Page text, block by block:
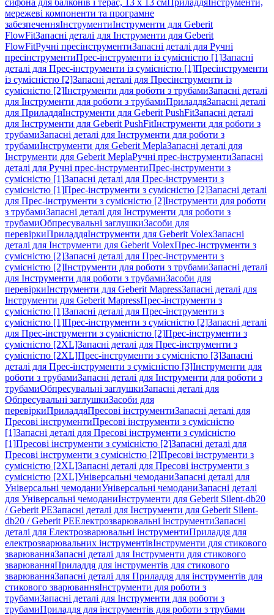
сифона для балконів і терас, 13 x 13 смПриладдяІнструменти,
мережеві компоненти та програмне
забезпеченняІнструментиІнструменти для Geberit
FlowFitЗапасні деталі для Інструменти для Geberit
FlowFitРучні пресінструментиЗапасні деталі для Ручні
пресінструментиПрес-інструменти із сумісністю [1]Запасні
деталі для Прес-інструменти із сумісністю [1]Пресінструменти
із сумісністю [2]Запасні деталі для Пресінструменти із
сумісністю [2]Інструменти для роботи з трубамиЗапасні деталі
для Інструменти для роботи з трубамиПриладдяЗапасні деталі
для ПриладдяІнструменти для Geberit PushFitЗапасні деталі
для Інструменти для Geberit PushFitІнструменти для роботи з
трубамиЗапасні деталі для Інструменти для роботи з
трубамиІнструменти для Geberit MeplaЗапасні деталі для
Інструменти для Geberit MeplaРучні прес-інструментиЗапасні
деталі для Ручні прес-інструментиПрес-інструменти з
сумісністю [1]Запасні деталі для Прес-інструменти з
сумісністю [1]Прес-інструменти з сумісністю [2]Запасні деталі
для Прес-інструменти з сумісністю [2]Інструменти для роботи
з трубамиЗапасні деталі для Інструменти для роботи з
трубамиОбпресувальні заглушкиЗасоби для
перевіркиПриладдяІнструменти для Geberit VolexЗапасні
деталі для Інструменти для Geberit VolexПрес-інструменти з
сумісністю [2]Запасні деталі для Прес-інструменти з
сумісністю [2]Інструменти для роботи з трубамиЗапасні деталі
для Інструменти для роботи з трубамиЗасоби для
перевіркиІнструменти для Geberit MapressЗапасні деталі для
Інструменти для Geberit MapressПрес-інструменти з
сумісністю [1]Запасні деталі для Прес-інструменти з
сумісністю [1]Прес-інструменти з сумісністю [2]Запасні деталі
для Прес-інструменти з сумісністю [2]Прес-інструменти з
сумісністю [2XL]Запасні деталі для Прес-інструменти з
сумісністю [2XL]Прес-інструменти з сумісністю [3]Запасні
деталі для Прес-інструменти з сумісністю [3]Інструменти для
роботи з трубамиЗапасні деталі для Інструменти для роботи з
трубамиОбпресувальні заглушкиЗапасні деталі для
Обпресувальні заглушкиЗасоби для
перевіркиПриладдяПресові інструментиЗапасні деталі для
Пресові інструментиПресові інструменти з сумісністю
[1]Запасні деталі для Пресові інструменти з сумісністю
[1]Пресові інструменти з сумісністю [2]Запасні деталі для
Пресові інструменти з сумісністю [2]Пресові інструменти з
сумісністю [2XL]Запасні деталі для Пресові інструменти з
сумісністю [2XL]Універсальні чемоданиЗапасні деталі для
Універсальні чемоданиУніверсальні чемоданиЗапасні деталі
для Універсальні чемоданиІнструменти для Geberit Silent-db20
/ Geberit PEЗапасні деталі для Інструменти для Geberit Silent-
db20 / Geberit PEЕлектрозварювальні інструментиЗапасні
деталі для Електрозварювальні інструментиПриладдя для
електрозварювальних інструментівІнструменти для стикового
зварюванняЗапасні деталі для Інструменти для стикового
зварюванняПриладдя для інструментів для стикового
зварюванняЗапасні деталі для Приладдя для інструментів для
стикового зварюванняІнструменти для роботи з
трубамиЗапасні деталі для Інструменти для роботи з
трубамиПриладдя для інструментів для роботи з трубами